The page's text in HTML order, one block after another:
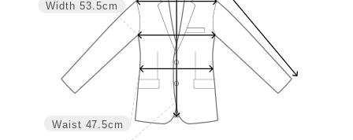
Waist 47.5cm
Width 53.5cm